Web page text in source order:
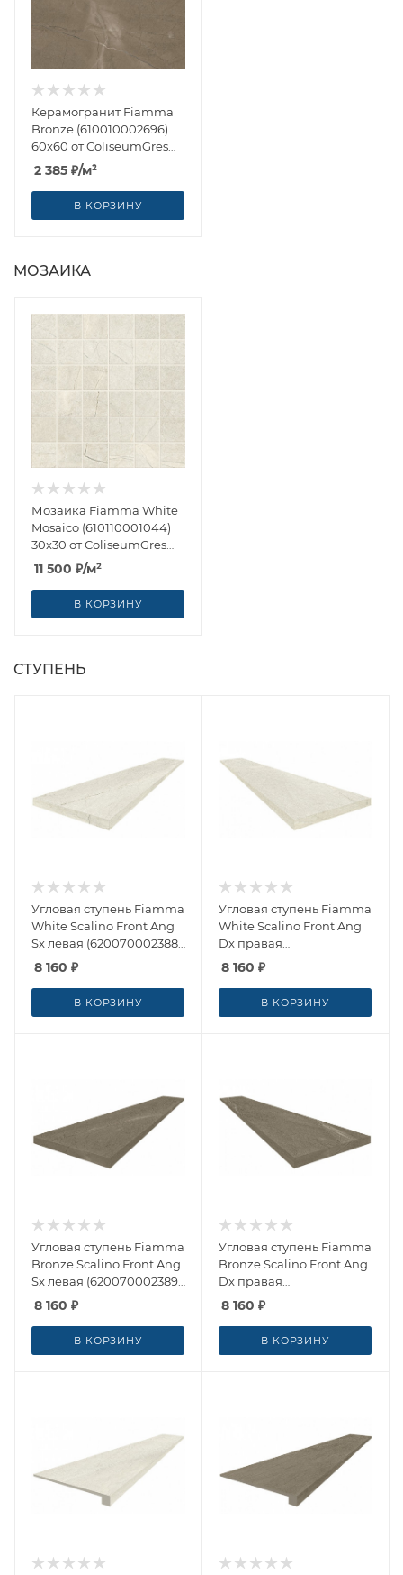
Керамогранит Fiamma
Bronze (610010002696)
60x60 от ColiseumGres
(Россия)
2 385 ₽/м²
В КОРЗИНУ
МОЗАИКА
Мозаика Fiamma White
Mosaico (610110001044)
30x30 от ColiseumGres
(Россия)
11 500 ₽/м²
В КОРЗИНУ
СТУПЕНЬ
Угловая ступень Fiamma
White Scalino Front Ang
Sx левая (620070002388)
33x60 от ColiseumGres
8 160 ₽
В КОРЗИНУ
Угловая ступень Fiamma
White Scalino Front Ang
Dx правая
(620070002386) 33x60 от
8 160 ₽
В КОРЗИНУ
Угловая ступень Fiamma
Bronze Scalino Front Ang
Sx левая (620070002389)
33x60 от ColiseumGres
8 160 ₽
В КОРЗИНУ
Угловая ступень Fiamma
Bronze Scalino Front Ang
Dx правая
(620070002387) 33x60 от
8 160 ₽
В КОРЗИНУ